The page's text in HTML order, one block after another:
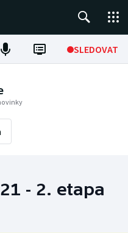
SLEDOVAT
- 2. etapa